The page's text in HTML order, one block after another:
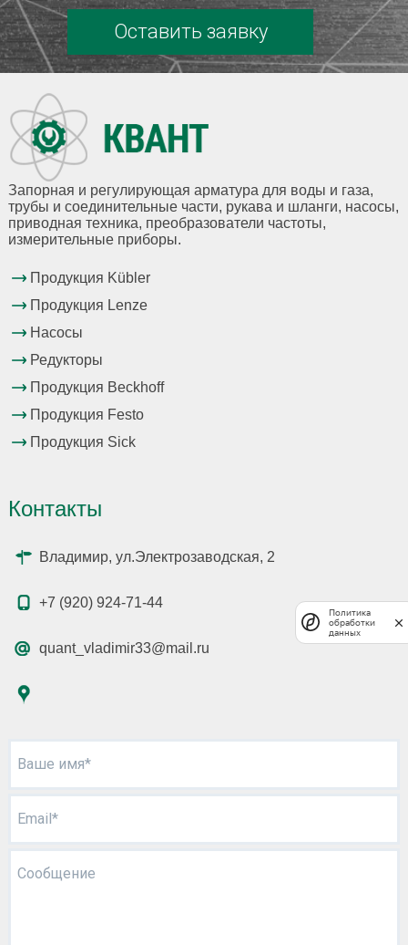
Оставить заявку
Запорная и регулирующая арматура для воды и газа,
трубы и соединительные части, рукава и шланги, насосы,
приводная техника, преобразователи частоты,
измерительные приборы.
Продукция Kübler
Продукция Lenze
Насосы
Редукторы
Продукция Beckhoff
Продукция Festo
Продукция Sick
Контакты
Владимир, ул.Электрозаводская, 2
+7 (920) 924-71-44
quant_vladimir33@mail.ru
Ваше имя*
Email*
Сообщение
Политика
обработки
данных